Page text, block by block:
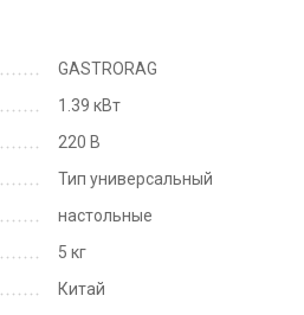
GASTRORAG
1.39 кВт
220 В
Тип универсальный
настольные
5 кг
Китай